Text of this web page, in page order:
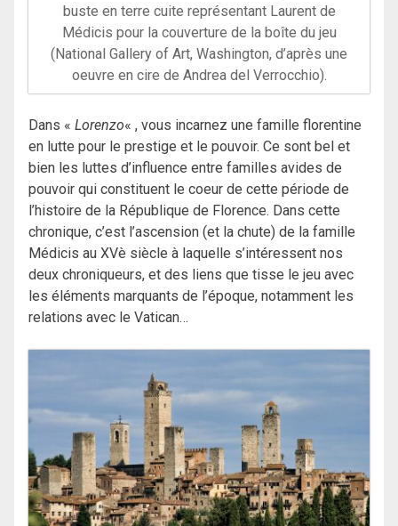
buste en terre cuite représentant Laurent de
Médicis pour la couverture de la boîte du jeu
(National Gallery of Art, Washington, d’après une
oeuvre en cire de Andrea del Verrocchio).
Dans « Lorenzo« , vous incarnez une famille florentine
en lutte pour le prestige et le pouvoir. Ce sont bel et
bien les luttes d’influence entre familles avides de
pouvoir qui constituent le coeur de cette période de
l’histoire de la République de Florence. Dans cette
chronique, c’est l’ascension (et la chute) de la famille
Médicis au XVè siècle à laquelle s’intéressent nos
deux chroniqueurs, et des liens que tisse le jeu avec
les éléments marquants de l’époque, notamment les
relations avec le Vatican…